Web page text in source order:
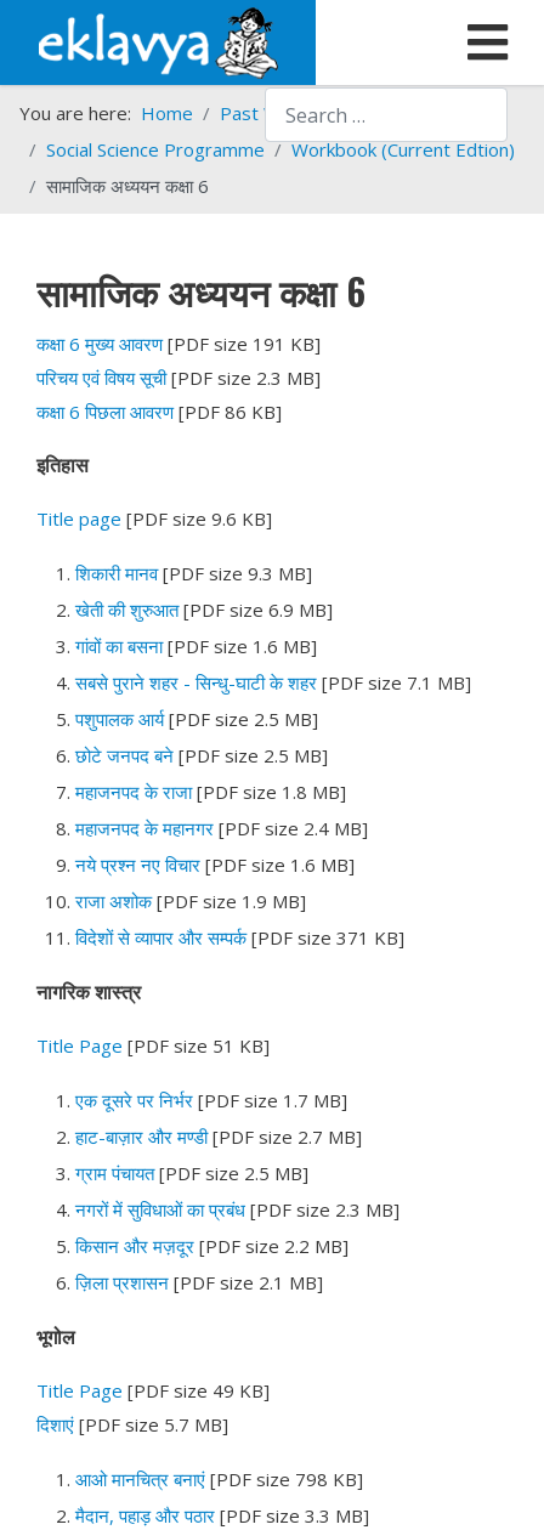
Search
You are here: Home Past Work
Programmes
Social Science Programme
Workbook (Current Edtion)
सामाजिक अध्ययन कक्षा 6
सामाजिक अध्ययन कक्षा 6
कक्षा 6 मुख्य आवरण[PDF size 191 KB]
परिचय एवं विषय सूची[PDF size 2.3 MB]
कक्षा 6 पिछला आवरण[PDF 86 KB]
इतिहास
Title page [PDF size 9.6 KB]
शिकारी मानव[PDF size 9.3 MB]
खेती की शुरुआत[PDF size 6.9 MB]
गांवों का बसना[PDF size 1.6 MB]
सबसे पुराने शहर - सिन्धु-घाटी के शहर [PDF size 7.1 MB]
पशुपालक आर्य[PDF size 2.5 MB]
छोटे जनपद बने [PDF size 2.5 MB]
महाजनपद के राजा[PDF size 1.8 MB]
महाजनपद के महानगर [PDF size 2.4 MB]
नये प्रश्न नए विचार [PDF size 1.6 MB]
राजा अशोक[PDF size 1.9 MB]
विदेशों से व्यापार और सम्पर्क[PDF size 371 KB]
नागरिक शास्त्र
Title Page [PDF size 51 KB]
एक दूसरे पर निर्भर [PDF size 1.7 MB]
हाट-बाज़ार और मण्डी[PDF size 2.7 MB]
ग्राम पंचायत[PDF size 2.5 MB]
नगरों में सुविधाओं का प्रबंध [PDF size 2.3 MB]
किसान और मज़दूर [PDF size 2.2 MB]
ज़िला प्रशासन [PDF size 2.1 MB]
भूगोल
Title Page [PDF size 49 KB]
दिशाएं [PDF size 5.7 MB]
आओ मानचित्र बनाएं [PDF size 798 KB]
मैदान, पहाड़ और पठार [PDF size 3.3 MB]